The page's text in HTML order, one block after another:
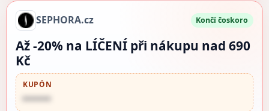
SEPHORA.cz Končí čoskoro
Až -20% na LÍČENÍ při nákupu nad 690
Kč
KUPÓN
••••••